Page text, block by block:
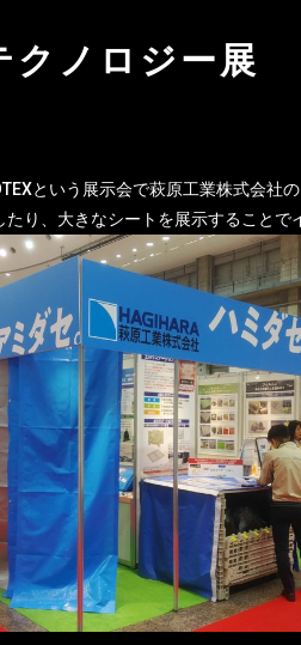
ノロジー展
という展示会で萩原工業株式会社
り、大きなシートを展示することで